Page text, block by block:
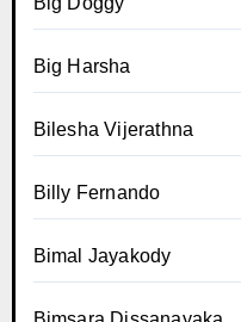
Big Harsha
Bilesha Vijerathna
Billy Fernando
Bimal Jayakody